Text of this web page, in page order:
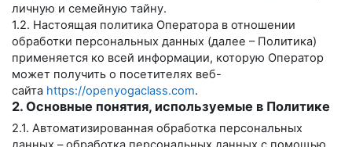
личную и семейную тайну.
1.2. Настоящая политика Оператора в отношении
обработки персональных данных (далее – Политика)
применяется ко всей информации, которую Оператор
может получить о посетителях веб-
сайта https://openyogaclass.com.
2. Основные понятия, используемые в Политике
2.1. Автоматизированная обработка персональных